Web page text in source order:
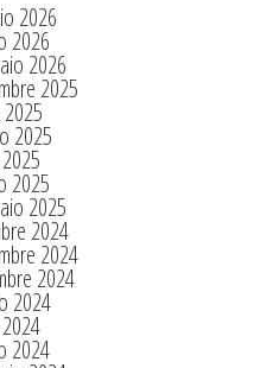
2026
2026
2026
2025
2025
2025
2025
2024
2024
2024
2024
2024